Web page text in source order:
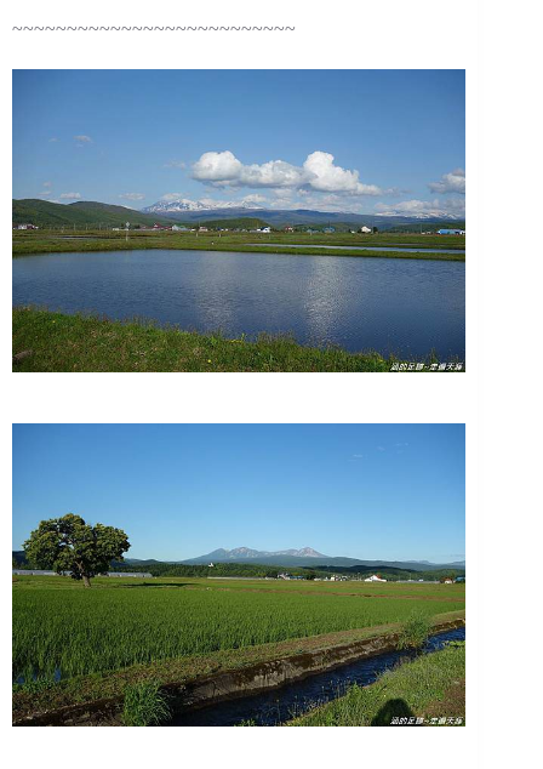
~~~~~~~~~~~~~~~~~~~~~~~~~~